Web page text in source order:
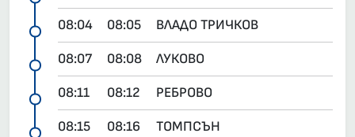
08:04 08:05 ВЛАДО ТРИЧКОВ
08:07 08:08 ЛУКОВО
08:11 08:12 РЕБРОВО
08:15 08:16 ТОМПСЪН